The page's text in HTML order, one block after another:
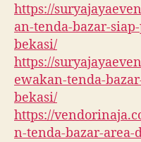
https://
an-tenda-bazar-
bekasi/
https://
ewakan-tenda-
bekasi/
https://
n-tenda-bazar-area-